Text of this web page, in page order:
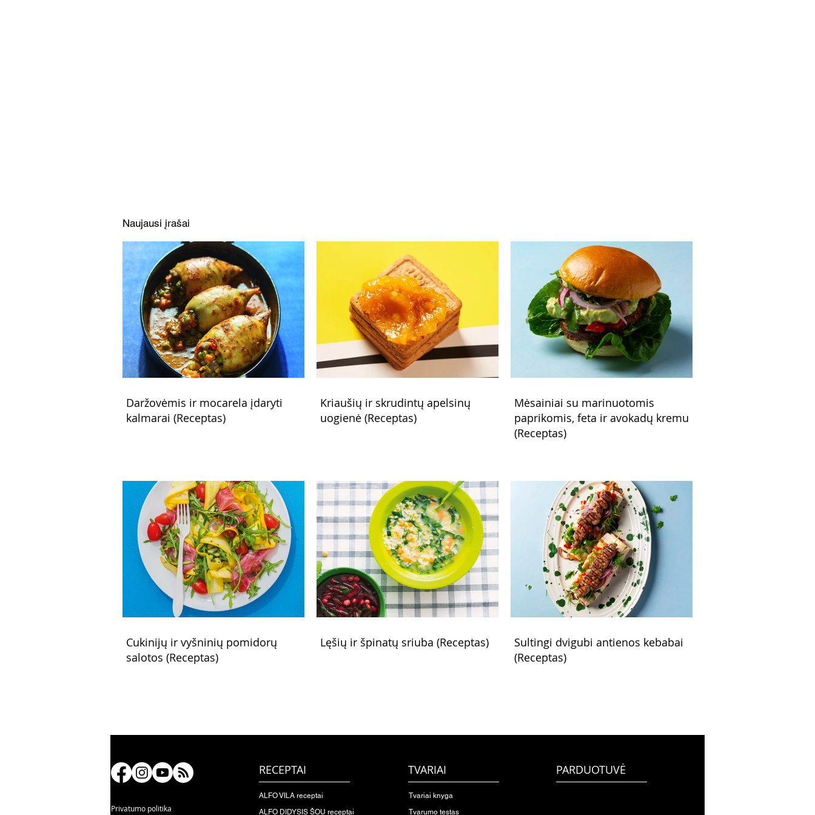
Naujausi įrašai
Daržovėmis ir mocarela įdaryti
kalmarai (Receptas)
Kriaušių ir skrudintų apelsinų
uogienė (Receptas)
Mėsainiai su marinuotomis
paprikomis, feta ir avokadų kremu
(Receptas)
Cukinijų ir vyšninių pomidorų
salotos (Receptas)
Lęšių ir špinatų sriuba (Receptas)
Sultingi dvigubi antienos kebabai
(Receptas)
Privatumo politika
RECEPTAI
ALFO VILA receptai
ALFO DIDYSIS ŠOU receptai
TVARIAI
Tvariai knyga
Tvarumo testas
PARDUOTUVĖ